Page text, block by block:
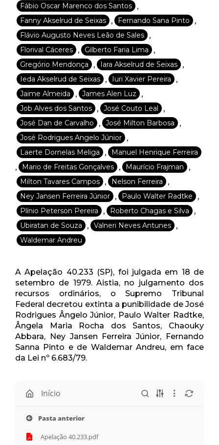
Fábio Oscar Marenco dos Santos ,
Fanny Akselrud de Seixas , Fernando Sana Pinto ,
Flávio Augusto Neves Leão de Sales ,
Florival Cáceres , Gilberto Faria Lima ,
Gregório Mendonça , Iara Akselrud de Seixas ,
Ieda Akselrud de Seixas , Iuri Xavier Pereira ,
Jaime Almeida , James Alen Luz ,
Job Alves dos Santos , José Couto Leal ,
José Dan de Carvalho , José Milton Barbosa ,
José Rodrigues Angelo Júnior ,
Laerte Dornelas Meliga , Manuel Henrique Ferreira
, Mario de Freitas Gonçalves , Maurício Frajman ,
Milton Tavares Campos , Nelson Ferreira ,
Ney Jansen Ferreira Júnior , Paulo Walter Radtke ,
Plínio Peterson Pereira , Roberto Chagas e Silva ,
Ubiratan de Souza , Valneri Neves Antunes ,
Waldemar Andreu
A Apelação 40.233 (SP), foi julgada em 18 de
setembro de 1979. Aistia, no julgamento dos
recursos ordinários, o Supremo Tribunal
Federal decretou extinta a punibilidade de José
Rodrigues Ângelo Júnior, Paulo Walter Radtke,
Ângela Maria Rocha dos Santos, Chaouky
Abbara, Ney Jansen Ferreira Júnior, Fernando
Sanna Pinto e de Waldemar Andreu, em face
da Lei nº 6.683/79.
Início
Pasta anterior
Apelação 40.233.pdf